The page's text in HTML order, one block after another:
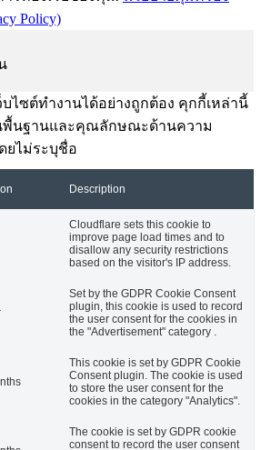
Policy)
บไซต์ทำงานได้อย่างถูกต้อง คุกกี้เหล่านี้
พื้นฐานและคุณลักษณะด้านความ
ยไม่ระบุชื่อ
Description
Cloudflare sets this cookie to
improve page load times and to
disallow any security restrictions
based on the visitor's IP address.
Set by the GDPR Cookie Consent
plugin, this cookie is used to record
the user consent for the cookies in
the "Advertisement" category .
This cookie is set by GDPR Cookie
Consent plugin. The cookie is used
to store the user consent for the
cookies in the category "Analytics".
The cookie is set by GDPR cookie
consent to record the user consent